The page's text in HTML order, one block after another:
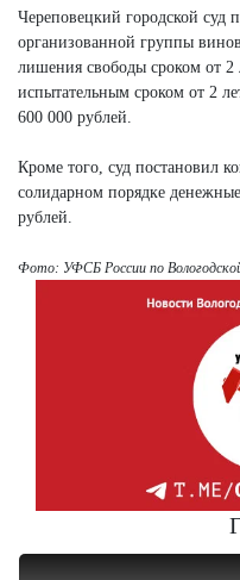
Череповецкий городской суд
организованной группы
лишения свободы сроком от 2
испытательным сроком от 2
600 000 рублей.
Кроме того, суд постановил
солидарном порядке
рублей.
Фото: УФСБ России по